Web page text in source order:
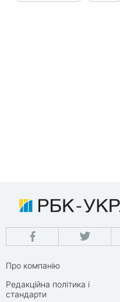
Про компанію
Редакційна політика і
стандарти